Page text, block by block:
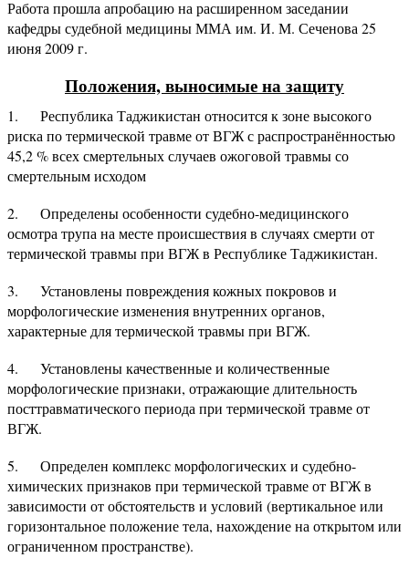
Работа прошла апробацию на расширенном заседании
кафедры судебной медицины ММА им. И. М. Сеченова 25
июня 2009 г.
Положения, выносимые на защиту
1. Республика Таджикистан относится к зоне высокого
риска по термической травме от ВГЖ с распространённостью
45,2 % всех смертельных случаев ожоговой травмы со
смертельным исходом
2. Определены особенности судебно-медицинского
осмотра трупа на месте происшествия в случаях смерти от
термической травмы при ВГЖ в Республике Таджикистан.
3. Установлены повреждения кожных покровов и
морфологические изменения внутренних органов,
характерные для термической травмы при ВГЖ.
4. Установлены качественные и количественные
морфологические признаки, отражающие длительность
посттравматического периода при термической травме от
ВГЖ.
5. Определен комплекс морфологических и судебно-
химических признаков при термической травме от ВГЖ в
зависимости от обстоятельств и условий (вертикальное или
горизонтальное положение тела, нахождение на открытом или
ограниченном пространстве).